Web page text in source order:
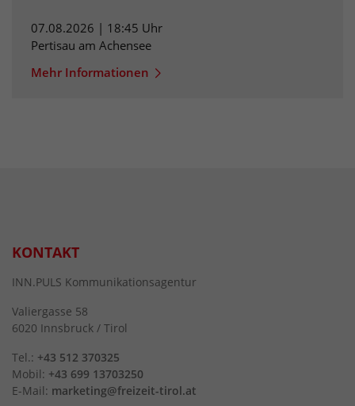
07.08.2026 | 18:45 Uhr
Pertisau am Achensee
Mehr Informationen
KONTAKT
INN.PULS Kommunikationsagentur
Valiergasse 58
6020 Innsbruck / Tirol
Tel.: +43 512 370325
Mobil: +43 699 13703250
E-Mail: marketing@freizeit-tirol.at